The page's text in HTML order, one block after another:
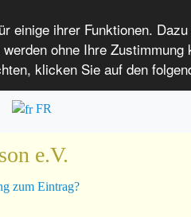
einige ihrer Funktionen.
ohne Ihre
klicken Sie auf den
mit
Über uns
FR
e.V.
zum Eintrag?